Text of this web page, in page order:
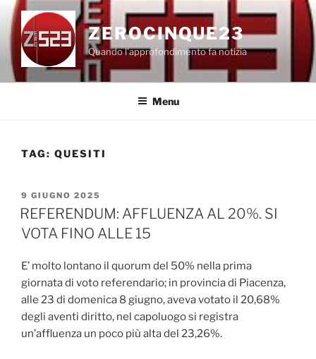
Salta
contenuto
ZEROCINQUE23
Quando l'approfondimento fa notizia
Menu
TAG: QUESITI
PUBBLICATO
IL
9 GIUGNO 2025
REFERENDUM: AFFLUENZA AL 20%. SI
VOTA FINO ALLE 15
E’ molto lontano il quorum del 50% nella prima
giornata di voto referendario; in provincia di Piacenza,
alle 23 di domenica 8 giugno, aveva votato il 20,68%
degli aventi diritto, nel capoluogo si registra
un’affluenza un poco più alta del 23,26%.